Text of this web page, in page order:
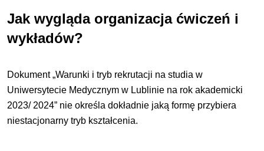
Jak wygląda organizacja ćwiczeń i
wykładów?
Dokument „Warunki i tryb rekrutacji na studia w
Uniwersytecie Medycznym w Lublinie na rok akademicki
2023/ 2024” nie określa dokładnie jaką formę przybiera
niestacjonarny tryb kształcenia.